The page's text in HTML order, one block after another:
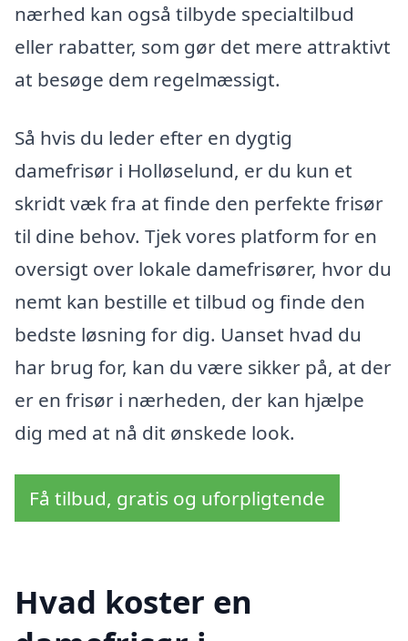
nærhed kan også tilbyde specialtilbud
eller rabatter, som gør det mere attraktivt
at besøge dem regelmæssigt.
Så hvis du leder efter en dygtig
damefrisør i Holløselund, er du kun et
skridt væk fra at finde den perfekte frisør
til dine behov. Tjek vores platform for en
oversigt over lokale damefrisører, hvor du
nemt kan bestille et tilbud og finde den
bedste løsning for dig. Uanset hvad du
har brug for, kan du være sikker på, at der
er en frisør i nærheden, der kan hjælpe
dig med at nå dit ønskede look.
Få tilbud, gratis og uforpligtende
Hvad koster en